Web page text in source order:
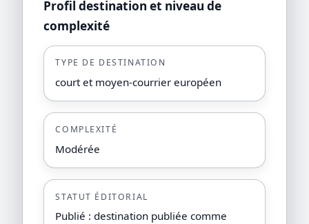
Profil destination et niveau de
complexité
TYPE DE DESTINATION
court et moyen-courrier européen
COMPLEXITÉ
Modérée
STATUT ÉDITORIAL
Publié : destination publiée comme